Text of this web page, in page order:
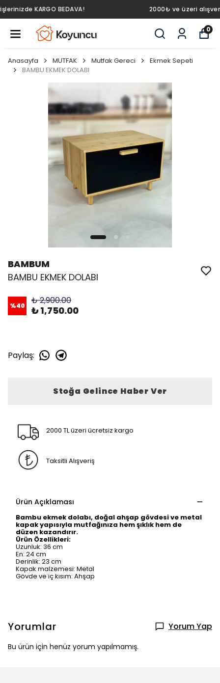
2000₺ ve üzeri alışverişlerinizde KARGO BEDAVA!
0
Anasayfa MUTFAK Mutfak Gereci
Ekmek Sepeti
BAMBU EKMEK DOLABI
BAMBUM
BAMBU EKMEK DOLABI
%40 ₺ 2,900.00
₺ 1,750.00
Paylaş:
Stoğa Gelince Haber Ver
2000 TL üzeri ücretsiz kargo
Taksitli Alışveriş
Ürün Açıklaması
Bambu ekmek dolabı, doğal ahşap gövdesi ve metal
kapak yapısıyla mutfağınıza hem şıklık hem de
düzen kazandırır.
Ürün Özellikleri:
Uzunluk: 36 cm
En: 24 cm
Derinlik: 23 cm
Kapak malzemesi: Metal
Gövde ve iç kısım: Ahşap
Yorumlar Yorum Yap
Bu ürün için henüz yorum yapılmamış.